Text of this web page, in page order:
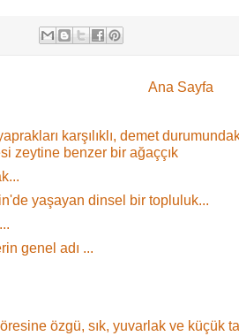
Ana Sayfa
karşılıklı, demet
zeytine benzer bir ağaççık
yaşayan dinsel bir topluluk...
genel adı ...
özgü, sık, yuvarlak ve küçük